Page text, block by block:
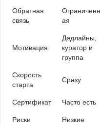
Обратная
связь
Ограниченн
ая
Мотивация
Дедлайны,
куратор и
группа
Скорость
старта
Сразу
Сертификат Часто есть
Риски Низкие